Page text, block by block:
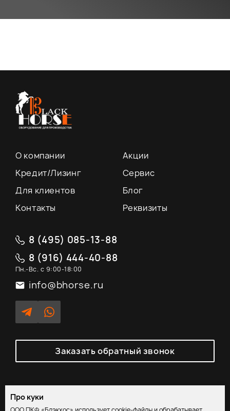
О компании
Акции
Кредит/Лизинг
Сервис
Для клиентов
Блог
Контакты
Реквизиты
8 (495) 085-13-88
8 (916) 444-40-88
Пн.-Вс. с 9:00-18:00
info@bhorse.ru
Заказать обратный звонок
Политика обработки персональных данных
Про куки